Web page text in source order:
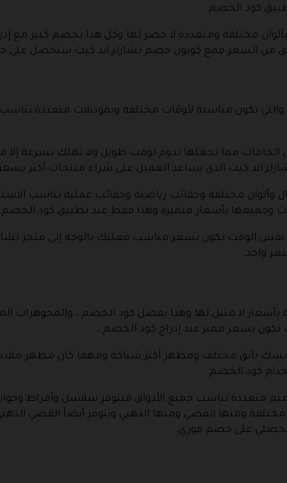
كود الخصم .
مختلفة ومتعددة لا حصر لها وكل هذا بخصم كبير مع
من السعر فمع كوبون خصم تشارلز اند كيث ستحصل على
تكون مناسبة لأوقات مختلفة وبموديلات متعددة
مما تجعلها تدوم لوقت طويل ولا تهلك بسرعة إلا
اند كيث الذي يساعد العميل على شراء منتجات أكثر
مختلفة وحقائب رياضية وحقائب عملية تناسب
وجميعها بأسعار متميزة وهذا فقط عند تطبيق كود الخصم
نفس الوقت تكون بسعر مناسب فعليك بالوجه إلى متجر
واحد.
بأسعار لا مثيل لها وهذا بفضل كود الخصم ، والمجوهرات
تكون بسعر مميز عند إدراج كود الخصم .
تأنق مختلف ومظهر أكثر شياكة ومهما كان مظهر
كود الخصم .
متعددة تناسب جميع الأذواق فيتوفر سلاسل وأقراط
ومنها الفضي ومنها الذهبي ويتوفر أيضاً الفضي
على خصم فوري.